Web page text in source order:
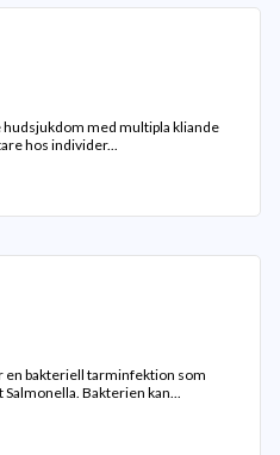
med multipla kliande
hos individer...
bakteriell tarminfektion som
Bakterien kan...